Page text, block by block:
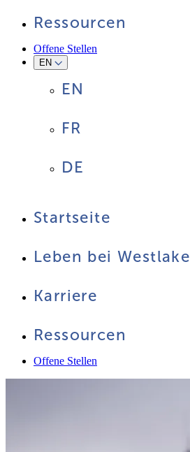
Ressourcen
Offene Stellen
EN
EN
FR
DE
Startseite
Leben bei Westlake
Karriere
Ressourcen
Offene Stellen